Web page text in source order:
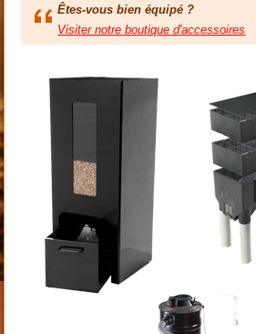
Êtes-vous bien équipé ?